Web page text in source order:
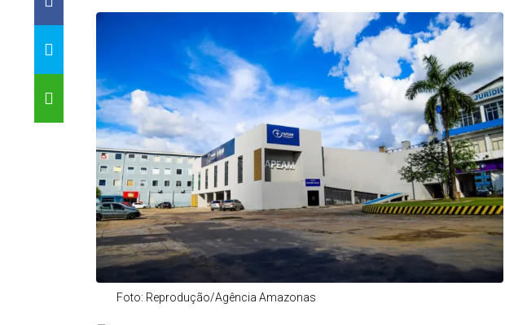
Foto: Reprodução/Agência Amazonas